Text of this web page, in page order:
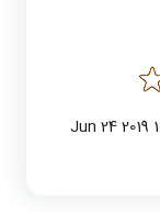
Jun 24 2019